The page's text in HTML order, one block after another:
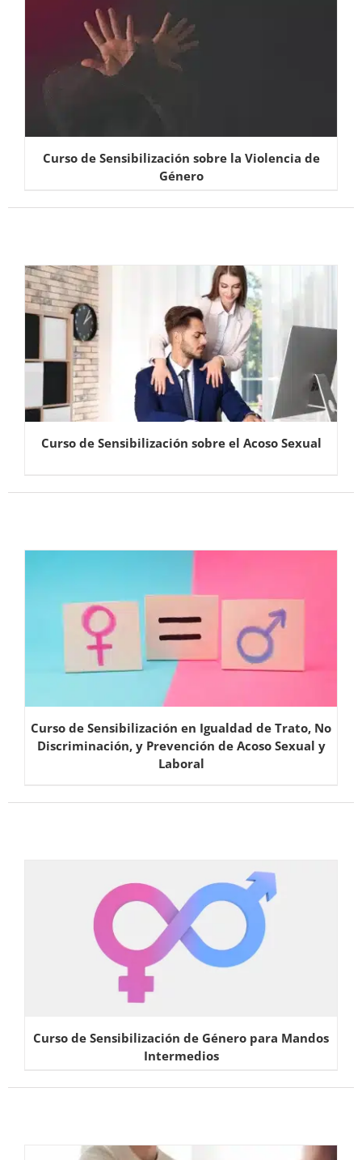
Curso de Sensibilización sobre la Violencia de
Género
Curso de Sensibilización sobre el Acoso Sexual
Curso de Sensibilización en Igualdad de Trato, No
Discriminación, y Prevención de Acoso Sexual y
Laboral
Curso de Sensibilización de Género para Mandos
Intermedios